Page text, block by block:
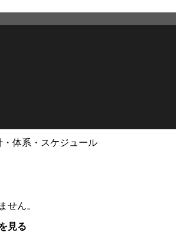
体系・スケジュール
せん。
見る